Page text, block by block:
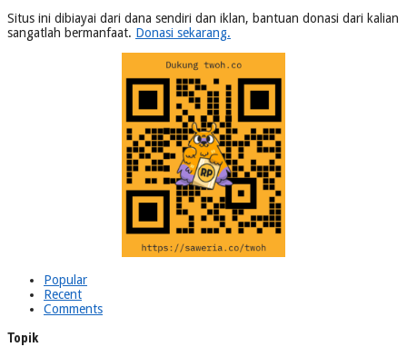
Situs ini dibiayai dari dana sendiri dan iklan, bantuan donasi dari kalian
sangatlah bermanfaat. Donasi sekarang.
Popular
Recent
Comments
Topik